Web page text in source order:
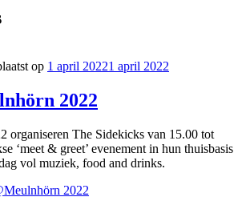
op 1 april 20221 april 2022
2022
organiseren The Sidekicks van 15.00 tot
‘meet & greet’ evenement in hun thuisbasis
vol muziek, food and drinks.
2022